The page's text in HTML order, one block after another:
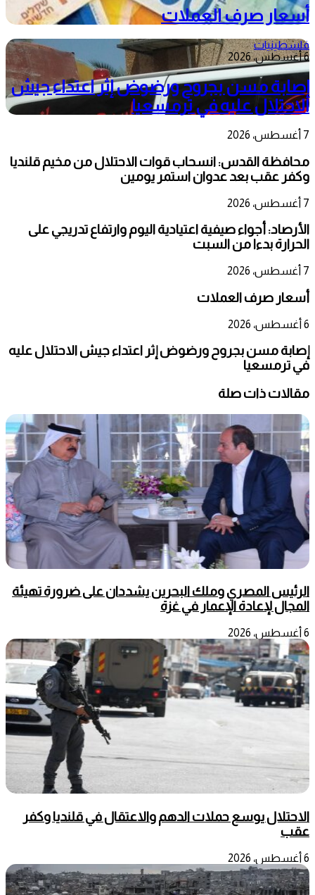
أسعار صرف العملات
فلسطينيات
6 أغسطس، 2026
إصابة مسن بجروح ورضوض إثر اعتداء جيش
الاحتلال عليه في ترمسعيا
7 أغسطس، 2026
محافظة القدس: انسحاب قوات الاحتلال من مخيم قلنديا
وكفر عقب بعد عدوان استمر يومين
7 أغسطس، 2026
الأرصاد: أجواء صيفية اعتيادية اليوم وارتفاع تدريجي على
الحرارة بدءا من السبت
7 أغسطس، 2026
أسعار صرف العملات
6 أغسطس، 2026
إصابة مسن بجروح ورضوض إثر اعتداء جيش الاحتلال عليه
في ترمسعيا
مقالات ذات صلة
الرئيس المصري وملك البحرين يشددان على ضرورة تهيئة
المجال لإعادة الإعمار في غزة
6 أغسطس، 2026
الاحتلال يوسع حملات الدهم والاعتقال في قلنديا وكفر
عقب
6 أغسطس، 2026